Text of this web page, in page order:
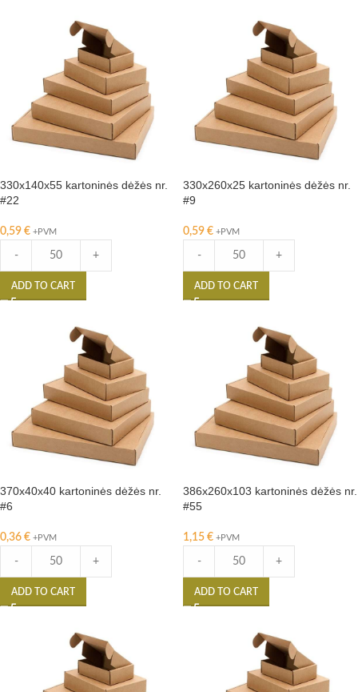
330x140x55 kartoninės dėžės nr.
#22
0,59 € +PVM
- +
ADD TO CART
330x260x25 kartoninės dėžės nr.
#9
0,59 € +PVM
- +
ADD TO CART
370x40x40 kartoninės dėžės nr.
#6
0,36 € +PVM
- +
ADD TO CART
386x260x103 kartoninės dėžės nr.
#55
1,15 € +PVM
- +
ADD TO CART